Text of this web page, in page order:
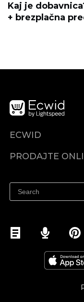
Kaj je
+ brezplačna
ECWID
PRODAJTE